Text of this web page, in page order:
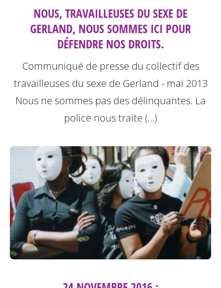
NOUS, TRAVAILLEUSES DU SEXE DE
GERLAND, NOUS SOMMES ICI POUR
DÉFENDRE NOS DROITS.
Communiqué de presse du collectif des
travailleuses du sexe de Gerland - mai 2013
Nous ne sommes pas des délinquantes. La
police nous traite (…)